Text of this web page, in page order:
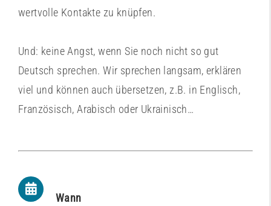
wertvolle Kontakte zu knüpfen.
Und: keine Angst, wenn Sie noch nicht so gut
Deutsch sprechen. Wir sprechen langsam, erklären
viel und können auch übersetzen, z.B. in Englisch,
Französisch, Arabisch oder Ukrainisch…
Wann